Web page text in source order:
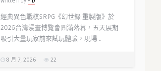
經典異色戰棋SRPG《幻世錄 重製版》於
2026台灣漫畫博覽會圓滿落幕，五天展期
吸引大量玩家前來試玩體驗，現場 ..
8 月 7, 2026 22